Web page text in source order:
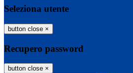
Seleziona utente
button close ×
Recupero password
button close ×